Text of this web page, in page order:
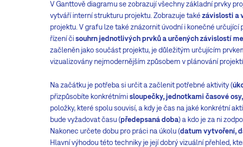
V Ganttově diagramu se zobrazují všechny základní prvky
vytváří interní strukturu projektu. Zobrazuje takézávislosti a
projektu. V grafu lze také znázornit úvodní i konečné
řízení čisouhrn jednotlivých prvků a určených závislostí
začleněn jako součást projektu, je důležitým určujícím
vizualizovány nejmodernějším způsobem v plánování
Na začátku je potřeba si určit a začlenit potřebné aktivity (
přizpůsobíte konkrétnímisloupečky, jednotkami časové
položky, které spolu souvisí, a kdy je čas na jaké konkrétní
bude vyžadovat času (předepsaná doba) a kdo je za ni
Nakonec určete dobu pro práci na úkolu (datum vytvoření,
Hlavní výhodou této techniky je její dobrý vizuální přehled,